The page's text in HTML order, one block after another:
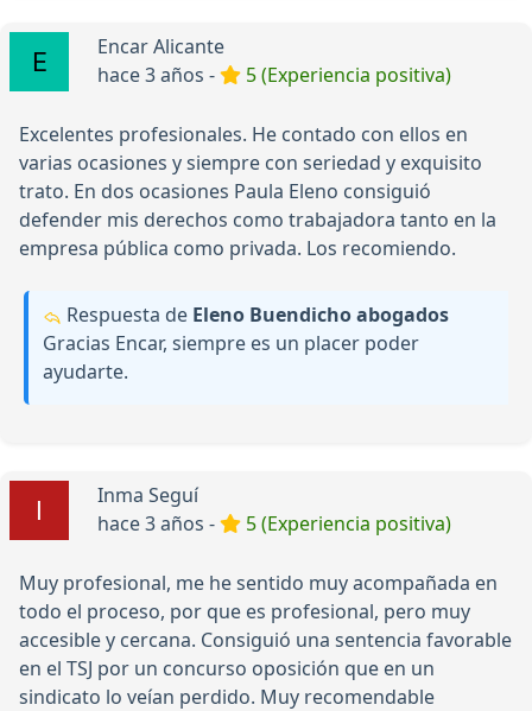
Encar Alicante
hace 3 años -
5 (Experiencia positiva)
Excelentes profesionales. He contado con ellos en
varias ocasiones y siempre con seriedad y exquisito
trato. En dos ocasiones Paula Eleno consiguió
defender mis derechos como trabajadora tanto en la
empresa pública como privada. Los recomiendo.
Respuesta de Eleno Buendicho abogados
Gracias Encar, siempre es un placer poder
ayudarte.
Inma Seguí
hace 3 años -
5 (Experiencia positiva)
Muy profesional, me he sentido muy acompañada en
todo el proceso, por que es profesional, pero muy
accesible y cercana. Consiguió una sentencia favorable
en el TSJ por un concurso oposición que en un
sindicato lo veían perdido. Muy recomendable